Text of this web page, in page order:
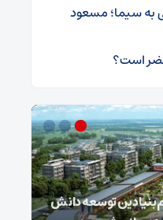
به سیما؛ مسعود
مضر است؟
بنیادین توسعه دانش